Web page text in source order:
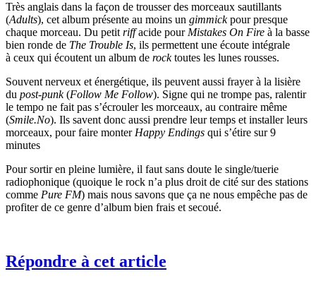
Très anglais dans la façon de trousser des morceaux sautillants
(Adults), cet album présente au moins un gimmickpour presque
chaque morceau. Du petit riffacide pour Mistakes On Fire à la basse
bien ronde de The Trouble Is, ils permettent une écoute intégrale
à ceux qui écoutent un album de rocktoutes les lunes rousses.
Souvent nerveux et énergétique, ils peuvent aussi frayer à la lisière
du post-punk(Follow Me Follow). Signe qui ne trompe pas, ralentir
le tempo ne fait pas s’écrouler les morceaux, au contraire même
(Smile.No). Ils savent donc aussi prendre leur temps et installer leurs
morceaux, pour faire monter Happy Endings qui s’étire sur 9
minutes
Pour sortir en pleine lumière, il faut sans doute le single/tuerie
radiophonique (quoique le rock n’a plus droit de cité sur des stations
comme Pure FM) mais nous savons que ça ne nous empêche pas de
profiter de ce genre d’album bien frais et secoué.
Répondre à cet article